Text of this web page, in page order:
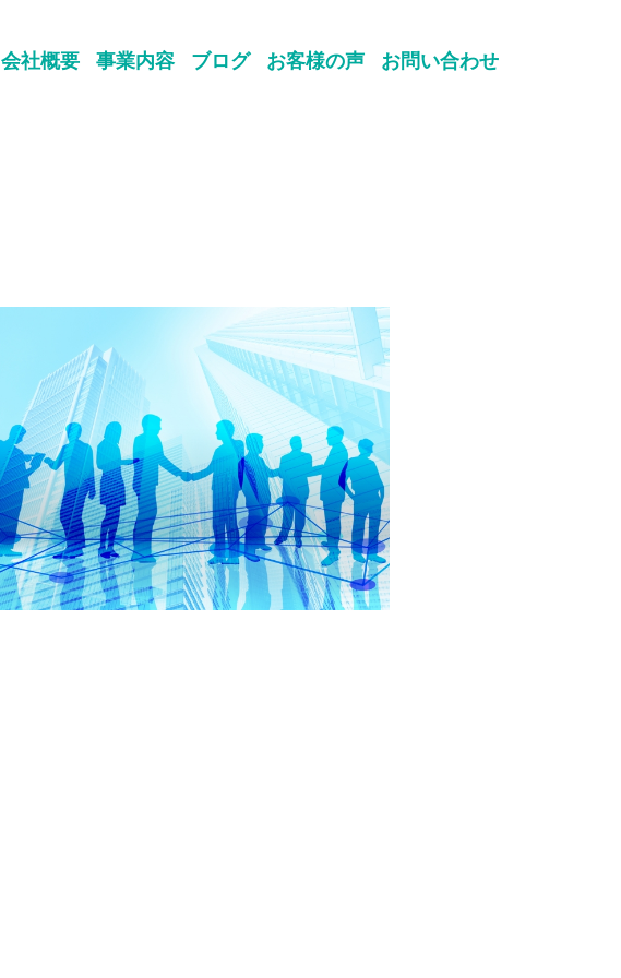
会社概要 事業内容 ブログ お客様の声 お問い合わせ